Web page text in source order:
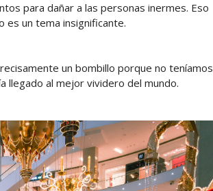
para dañar a las personas inermes. Eso
es un tema insignificante.
un bombillo porque no teníamos
llegado al mejor vividero del mundo.